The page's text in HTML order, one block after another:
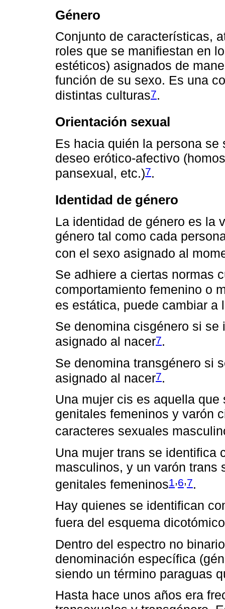
Género
Conjunto de características,
roles que se manifiestan en
estéticos) asignados de
función de su sexo. Es una
distintas culturas7.
Orientación sexual
Es hacia quién la persona
deseo erótico-afectivo
pansexual, etc.)7.
Identidad de género
La identidad de género es la
género tal como cada
con el sexo asignado al
Se adhiere a ciertas normas
comportamiento femenino o
es estática, puede cambiar a
Se denomina cisgénero si
asignado al nacer7.
Se denomina transgénero si
asignado al nacer7.
Una mujer cis es aquella
genitales femeninos y varón
caracteres sexuales
Una mujer trans se identifica
masculinos, y un varón trans
genitales femeninos1,6,7.
Hay quienes se identifican
fuera del esquema
Dentro del espectro no
denominación específica
siendo un término paraguas
Hasta hace unos años era